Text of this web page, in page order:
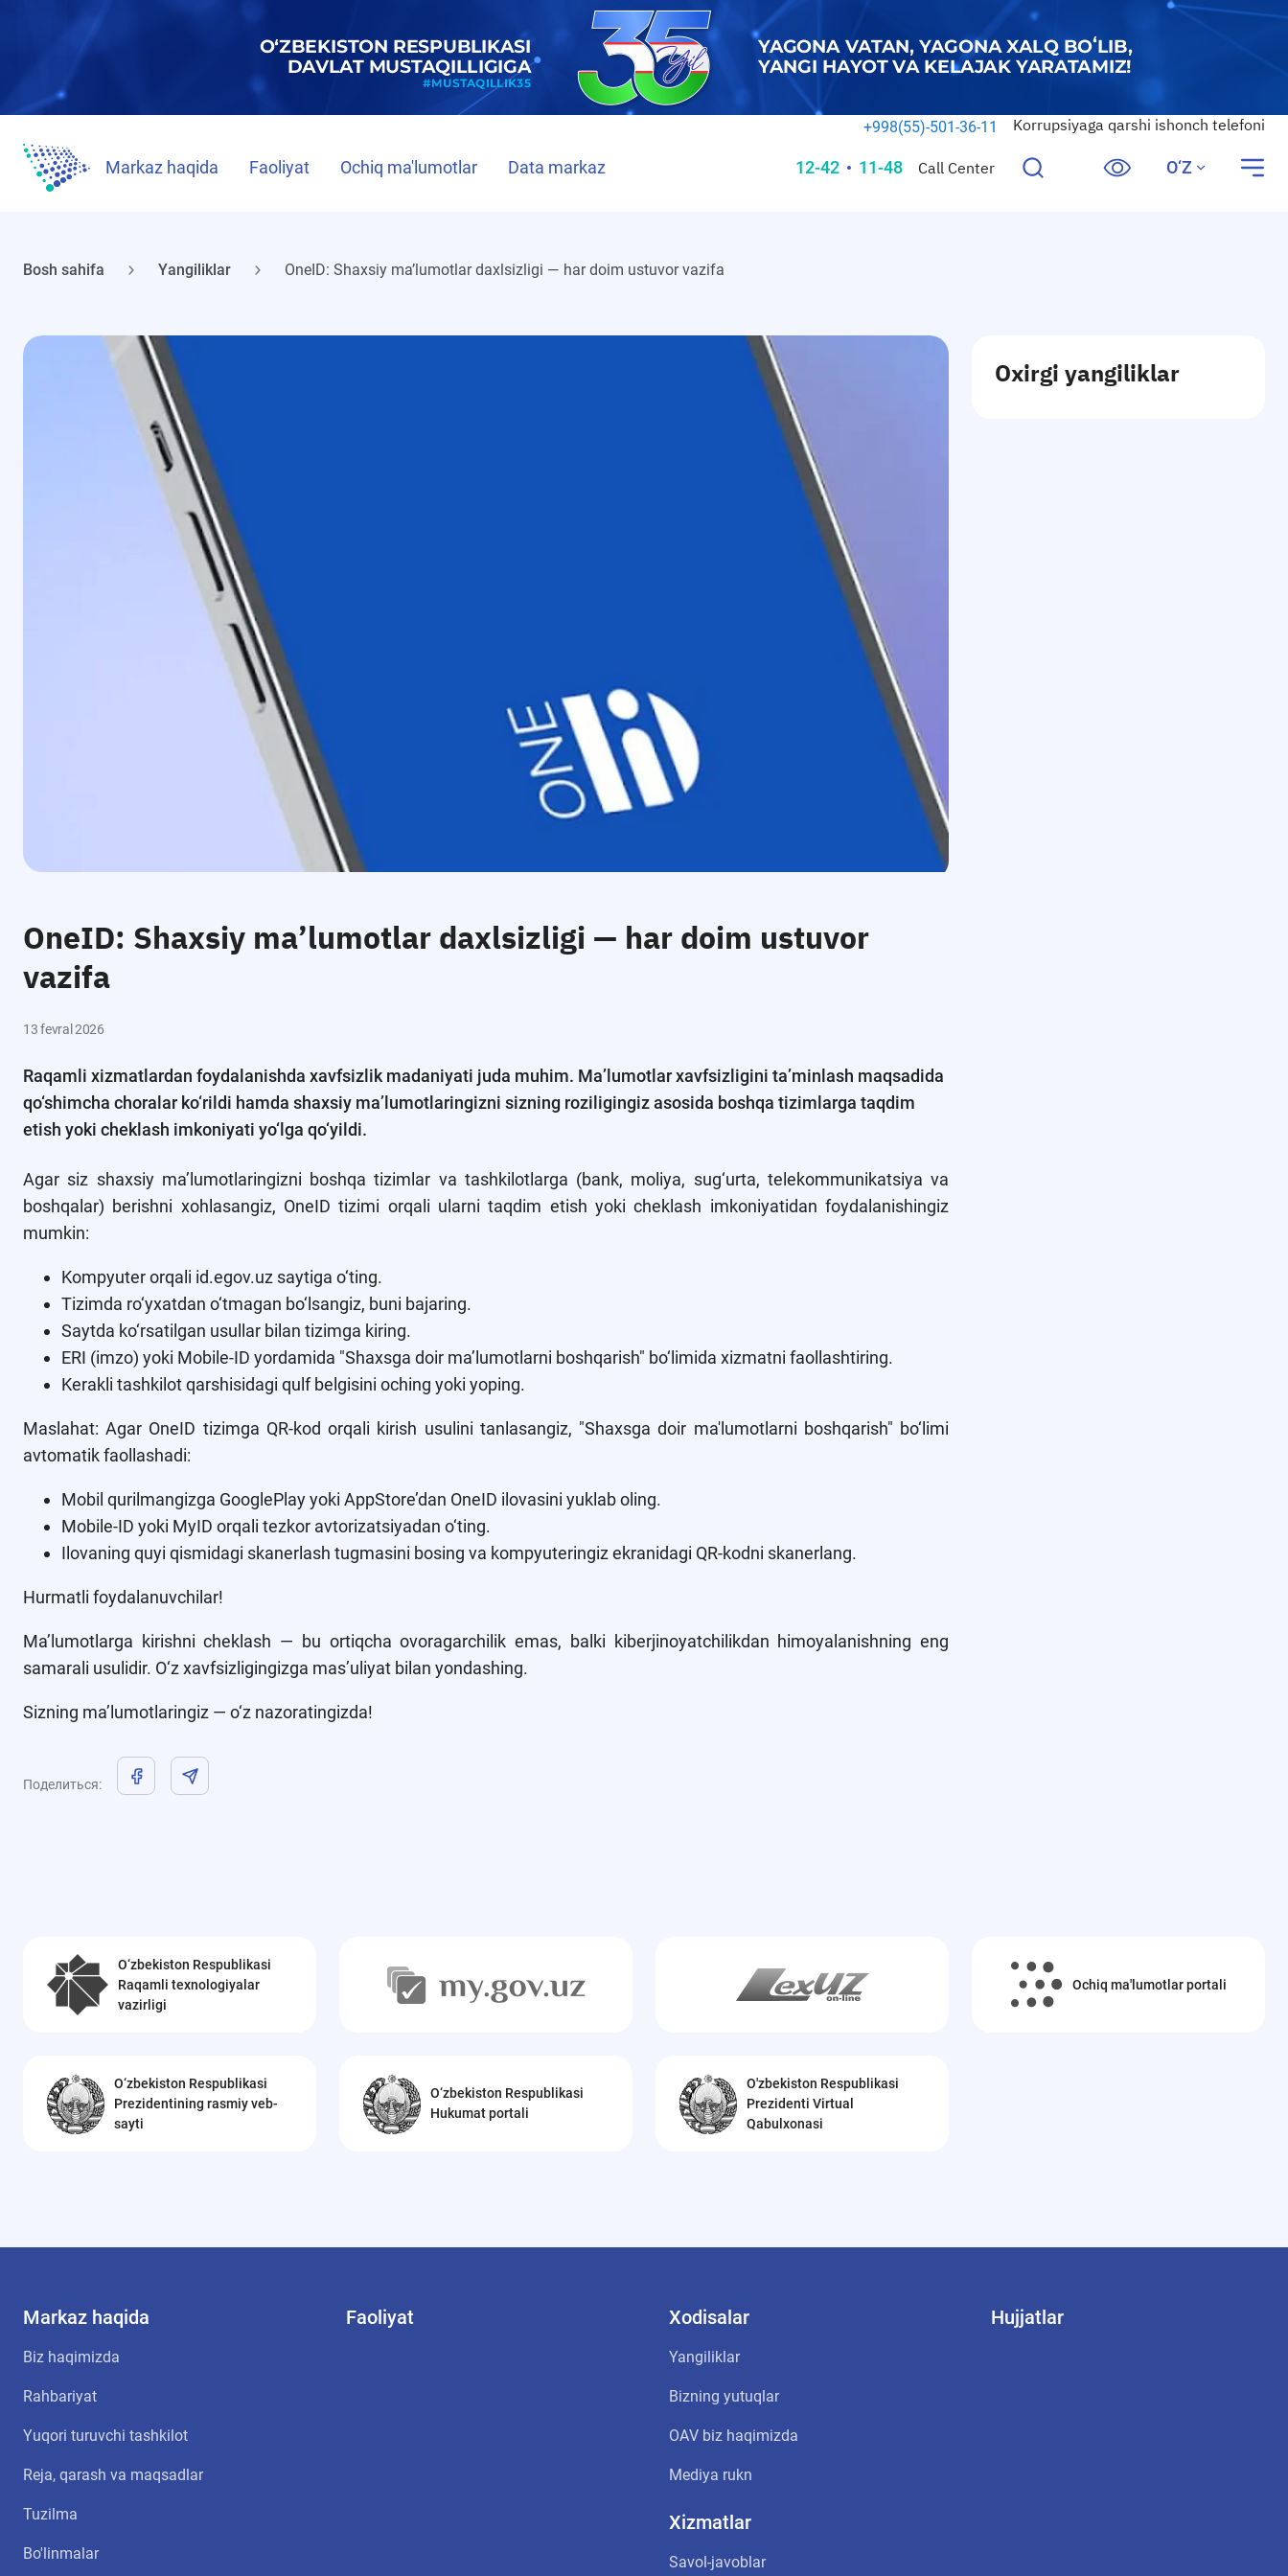
+998(55)-501-36-11 Korrupsiyaga qarshi ishonch telefoni
Markaz haqida Faoliyat Ochiq ma'lumotlar Data markaz 12-42 11-48 Call Center O‘Z
Bosh sahifa Yangiliklar OneID: Shaxsiy ma’lumotlar daxlsizligi — har doim ustuvor vazifa
OneID: Shaxsiy ma’lumotlar daxlsizligi — har doim ustuvor
vazifa
13 fevral 2026
Raqamli xizmatlardan foydalanishda xavfsizlik madaniyati juda muhim. Ma’lumotlar xavfsizligini ta’minlash maqsadida
qo‘shimcha choralar ko‘rildi hamda shaxsiy ma’lumotlaringizni sizning roziligingiz asosida boshqa tizimlarga taqdim
etish yoki cheklash imkoniyati yo‘lga qo‘yildi.
Agar siz shaxsiy ma’lumotlaringizni boshqa tizimlar va tashkilotlarga (bank, moliya, sug‘urta, telekommunikatsiya va
boshqalar) berishni xohlasangiz, OneID tizimi orqali ularni taqdim etish yoki cheklash imkoniyatidan foydalanishingiz
mumkin:
Kompyuter orqali id.egov.uz saytiga o‘ting.
Tizimda ro‘yxatdan o‘tmagan bo‘lsangiz, buni bajaring.
Saytda ko‘rsatilgan usullar bilan tizimga kiring.
ERI (imzo) yoki Mobile-ID yordamida "Shaxsga doir ma’lumotlarni boshqarish" bo‘limida xizmatni faollashtiring.
Kerakli tashkilot qarshisidagi qulf belgisini oching yoki yoping.
Maslahat: Agar OneID tizimga QR-kod orqali kirish usulini tanlasangiz, "Shaxsga doir ma'lumotlarni boshqarish" bo‘limi
avtomatik faollashadi:
Mobil qurilmangizga GooglePlay yoki AppStore’dan OneID ilovasini yuklab oling.
Mobile-ID yoki MyID orqali tezkor avtorizatsiyadan o‘ting.
Ilovaning quyi qismidagi skanerlash tugmasini bosing va kompyuteringiz ekranidagi QR-kodni skanerlang.
Hurmatli foydalanuvchilar!
Ma’lumotlarga kirishni cheklash — bu ortiqcha ovoragarchilik emas, balki kiberjinoyatchilikdan himoyalanishning eng
samarali usulidir. O‘z xavfsizligingizga mas’uliyat bilan yondashing.
Sizning ma’lumotlaringiz — o‘z nazoratingizda!
Поделиться:
Oxirgi yangiliklar
O‘zbekiston Respublikasi
Raqamli texnologiyalar
vazirligi
Ochiq ma'lumotlar portali
O‘zbekiston Respublikasi
Prezidentining rasmiy veb-
sayti
O‘zbekiston Respublikasi
Hukumat portali
O'zbekiston Respublikasi
Prezidenti Virtual
Qabulxonasi
Markaz haqida
Biz haqimizda
Rahbariyat
Yuqori turuvchi tashkilot
Reja, qarash va maqsadlar
Tuzilma
Bo'linmalar
Faoliyat Xodisalar
Yangiliklar
Bizning yutuqlar
OАV biz haqimizda
Mediya rukn
Xizmatlar
Savol-javoblar
Hujjatlar